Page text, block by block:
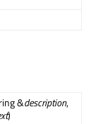
&description,
)